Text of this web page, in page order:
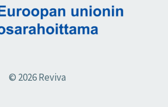
© 2026 Reviva